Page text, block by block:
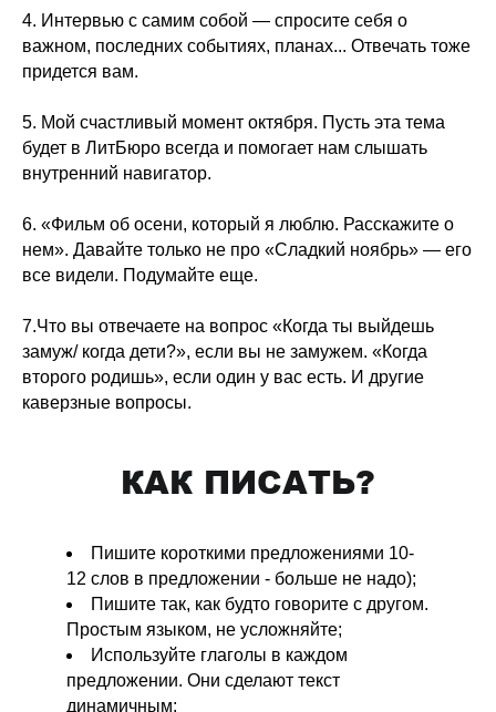
4. Интервью с самим собой — спросите себя о
важном, последних событиях, планах... Отвечать тоже
придется вам.
5. Мой счастливый момент октября. Пусть эта тема
будет в ЛитБюро всегда и помогает нам слышать
внутренний навигатор.
6. «Фильм об осени, который я люблю. Расскажите о
нем». Давайте только не про «Сладкий ноябрь» — его
все видели. Подумайте еще.
7.Что вы отвечаете на вопрос «Когда ты выйдешь
замуж/ когда дети?», если вы не замужем. «Когда
второго родишь», если один у вас есть. И другие
каверзные вопросы.
КАК ПИСАТЬ?
Пишите короткими предложениями 10-
12 слов в предложении - больше не надо);
Пишите так, как будто говорите с другом.
Простым языком, не усложняйте;⠀
Используйте глаголы в каждом
предложении. Они сделают текст
динамичным;